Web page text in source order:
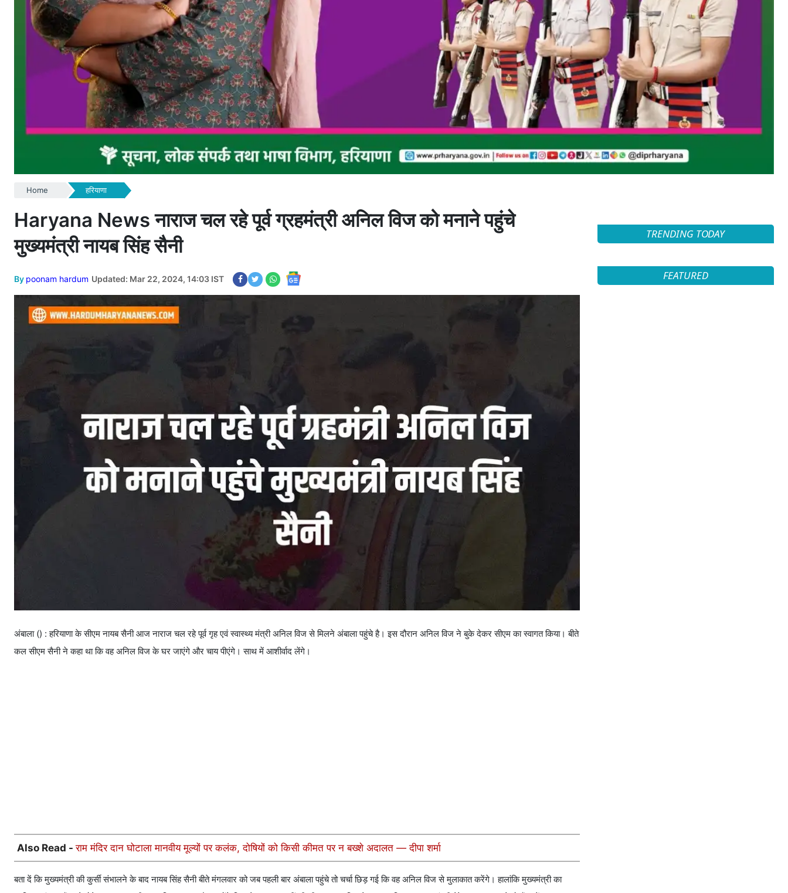
Home हरियाणा
Haryana News नाराज चल रहे पूर्व ग्रहमंत्री अनिल विज को मनाने पहुंचे
मुख्यमंत्री नायब सिंह सैनी
By poonam hardum Updated: Mar 22, 2024, 14:03 IST
अंबाला () : हरियाणा के सीएम नायब सैनी आज नाराज चल रहे पूर्व गृह एवं स्वास्थ्य मंत्री अनिल विज से मिलने अंबाला पहुंचे है। इस दौरान अनिल विज ने बुके देकर सीएम का स्वागत किया। बीते
कल सीएम सैनी ने कहा था कि वह अनिल विज के घर जाएंगे और चाय पीएंगे। साथ में आशीर्वाद लेंगे।
Also Read -राम मंदिर दान घोटाला मानवीय मूल्यों पर कलंक, दोषियों को किसी कीमत पर न बख्शे अदालत — दीपा शर्मा
बता दें कि मुख्यमंत्री की कुर्सी संभालने के बाद नायब सिंह सैनी बीते मंगलवार को जब पहली बार अंबाला पहुंचे तो चर्चा छिड़ गई कि वह अनिल विज से मुलाकात करेंगे। हालांकि मुख्यमंत्री का
TRENDING TODAY
FEATURED